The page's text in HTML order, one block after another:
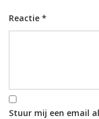
Reactie *
Stuur mij een email